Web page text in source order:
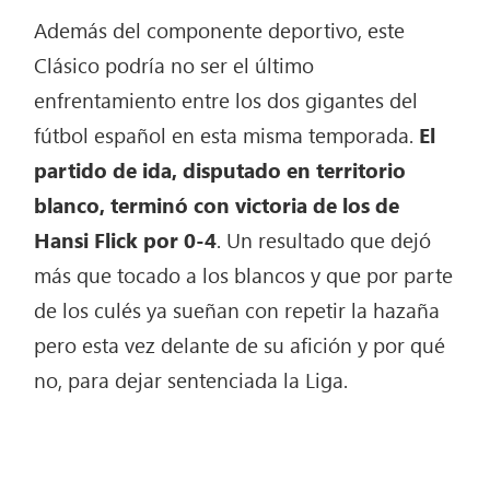
Además del componente deportivo, este
Clásico podría no ser el último
enfrentamiento entre los dos gigantes del
fútbol español en esta misma temporada. El
partido de ida, disputado en territorio
blanco, terminó con victoria de los de
Hansi Flick por 0-4. Un resultado que dejó
más que tocado a los blancos y que por parte
de los culés ya sueñan con repetir la hazaña
pero esta vez delante de su afición y por qué
no, para dejar sentenciada la Liga.